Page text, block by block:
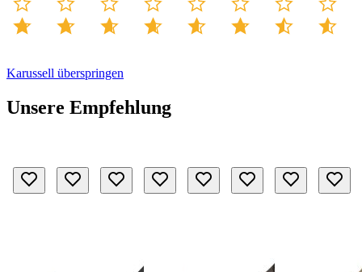
Karussell überspringen
Unsere Empfehlung